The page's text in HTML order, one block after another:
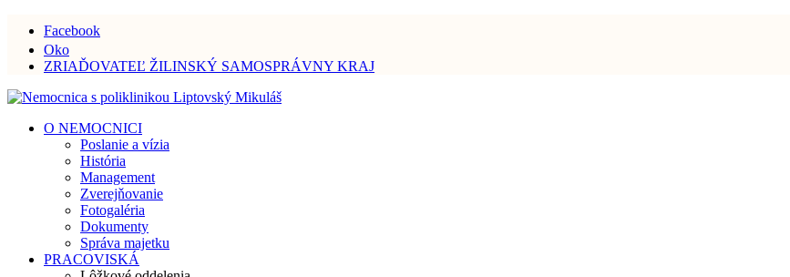
Facebook
Oko
ZRIAĎOVATEĽ ŽILINSKÝ SAMOSPRÁVNY KRAJ
O NEMOCNICI
Poslanie a vízia
História
Management
Zverejňovanie
Fotogaléria
Dokumenty
Správa majetku
PRACOVISKÁ